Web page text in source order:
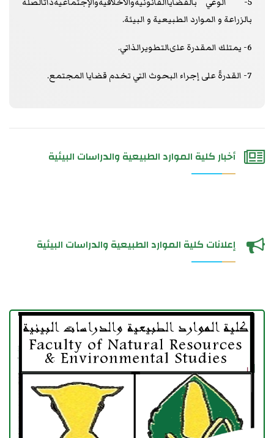
بالزراعة و الموارد الطبيعية و البيئة.
6- يمتلك المقدرة علىالتطويرالذاتي.
7- القدرةً على إجراء البحوث التي تخدم قضايا المجتمع.
أخبار كلية الموارد الطبيعية والدراسات البيئية
إعلانات كلية الموارد الطبيعية والدراسات البيئية